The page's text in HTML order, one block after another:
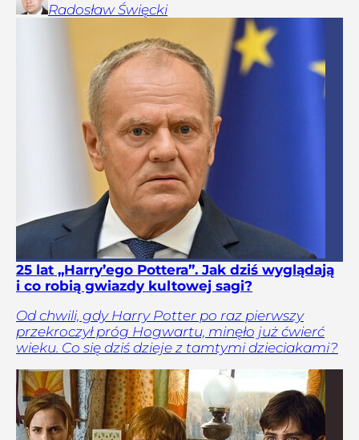
Radosław Święcki
25 lat „Harry’ego Pottera”. Jak dziś wyglądają
i co robią gwiazdy kultowej sagi?
Od chwili, gdy Harry Potter po raz pierwszy
przekroczył próg Hogwartu, minęło już ćwierć
wieku. Co się dziś dzieje z tamtymi dzieciakami?